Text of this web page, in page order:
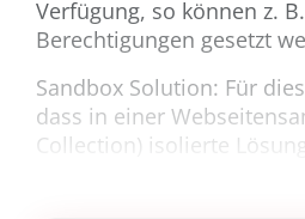
Verfügung, so können z.
Berechtigungen gesetzt
Sandbox Solution: Für
dass in einer
Collection) isolierte